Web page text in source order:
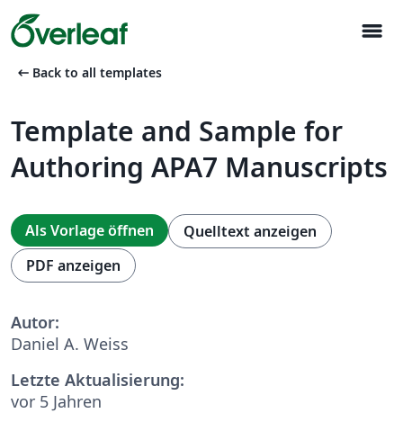
menu
arrow_left_alt Back to all templates
Template and Sample for
Authoring APA7 Manuscripts
Als Vorlage öffnen
Quelltext anzeigen
PDF anzeigen
Autor:
Daniel A. Weiss
Letzte Aktualisierung:
vor 5 Jahren